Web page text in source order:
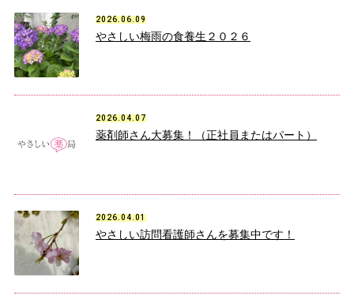
2026.06.09
やさしい梅雨の食養生２０２６
2026.04.07
薬剤師さん大募集！（正社員またはパート）
2026.04.01
やさしい訪問看護師さんを募集中です！